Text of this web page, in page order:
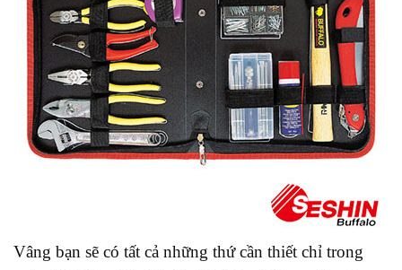
Vâng bạn sẽ có tất cả những thứ cần thiết chỉ trong